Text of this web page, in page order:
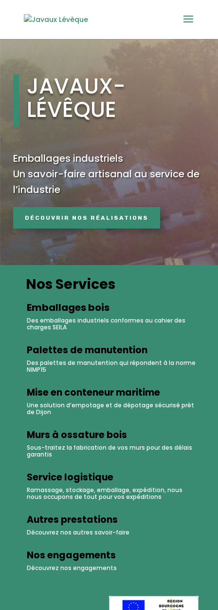
JAVAUX-
LÉVÊQUE
Emballages industriels
Un savoir-faire artisanal au service de
l’industrie
DÉCOUVRIR NOS RÉALISATIONS
Nos Services
Emballages bois
Des emballages industriels conformes au cahier des
charges SEILA
Palettes de manutention
Des palettes de manutention qui répondent à la norme
NIMP15
Mise en conteneur maritime
Une solution d’empotage et de dépotage sécurisé prêt
de Dijon
Murs à ossature bois
Sous-traitez la fabrication de vos murs pour des délais
garantis
Service logistique
Ramassage, stockage, emballage, expédition, nous
nous occupons de tout pour vos expéditions
Autres prestations
Découvrez nos autres savoir-faire
Nos engagements
Découvrez nos engagements